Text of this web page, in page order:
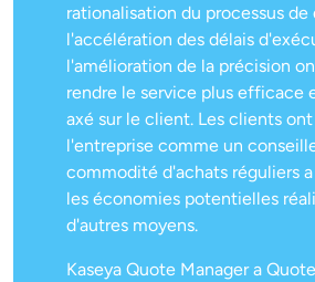
rationalisation du processus de
l'accélération des délais
l'amélioration de la précision
rendre le service plus efficace
axé sur le client. Les clients
l'entreprise comme un
commodité d'achats réguliers a
les économies potentielles
d'autres moyens.
Kaseya Quote Manager a